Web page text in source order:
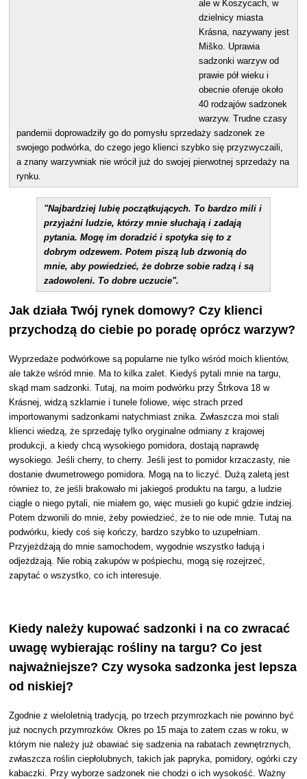
ale w Koszycach, w
dzielnicy miasta
Krásna, nazywany jest
Miško. Uprawia
sadzonki warzyw od
prawie pół wieku i
obecnie oferuje około
40 rodzajów sadzonek
warzyw. Trudne czasy
pandemii doprowadziły go do pomysłu sprzedaży sadzonek ze
swojego podwórka, do czego jego klienci szybko się przyzwyczaili,
a znany warzywniak nie wrócił już do swojej pierwotnej sprzedaży na
rynku.
"Najbardziej lubię początkujących. To bardzo mili i
przyjaźni ludzie, którzy mnie słuchają i zadają
pytania. Mogę im doradzić i spotyka się to z
dobrym odzewem. Potem piszą lub dzwonią do
mnie, aby powiedzieć, że dobrze sobie radzą i są
zadowoleni. To dobre uczucie".
Jak działa Twój rynek domowy? Czy klienci
przychodzą do ciebie po poradę oprócz warzyw?
Wyprzedaże podwórkowe są popularne nie tylko wśród moich klientów,
ale także wśród mnie. Ma to kilka zalet. Kiedyś pytali mnie na targu,
skąd mam sadzonki. Tutaj, na moim podwórku przy Štrkova 18 w
Krásnej, widzą szklarnie i tunele foliowe, więc strach przed
importowanymi sadzonkami natychmiast znika. Zwłaszcza moi stali
klienci wiedzą, że sprzedaję tylko oryginalne odmiany z krajowej
produkcji, a kiedy chcą wysokiego pomidora, dostają naprawdę
wysokiego. Jeśli cherry, to cherry. Jeśli jest to pomidor krzaczasty, nie
dostanie dwumetrowego pomidora. Mogą na to liczyć. Dużą zaletą jest
również to, że jeśli brakowało mi jakiegoś produktu na targu, a ludzie
ciągle o niego pytali, nie miałem go, więc musieli go kupić gdzie indziej.
Potem dzwonili do mnie, żeby powiedzieć, że to nie ode mnie. Tutaj na
podwórku, kiedy coś się kończy, bardzo szybko to uzupełniam.
Przyjeżdżają do mnie samochodem, wygodnie wszystko ładują i
odjeżdżają. Nie robią zakupów w pośpiechu, mogą się rozejrzeć,
zapytać o wszystko, co ich interesuje.
Kiedy należy kupować sadzonki i na co zwracać
uwagę wybierając rośliny na targu? Co jest
najważniejsze? Czy wysoka sadzonka jest lepsza
od niskiej?
Zgodnie z wieloletnią tradycją, po trzech przymrozkach nie powinno być
już nocnych przymrozków. Okres po 15 maja to zatem czas w roku, w
którym nie należy już obawiać się sadzenia na rabatach zewnętrznych,
zwłaszcza roślin ciepłolubnych, takich jak papryka, pomidory, ogórki czy
kabaczki. Przy wyborze sadzonek nie chodzi o ich wysokość. Ważny